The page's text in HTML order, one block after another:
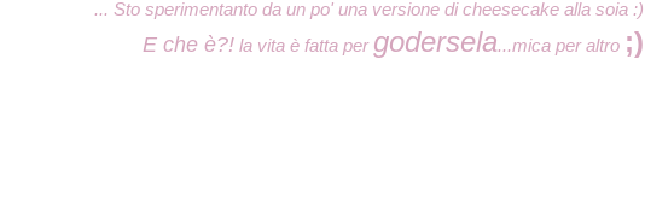
... Sto sperimentanto da un po' una versione di cheesecake alla soia :)
E che è?! la vita è fatta per godersela...mica per altro ;)